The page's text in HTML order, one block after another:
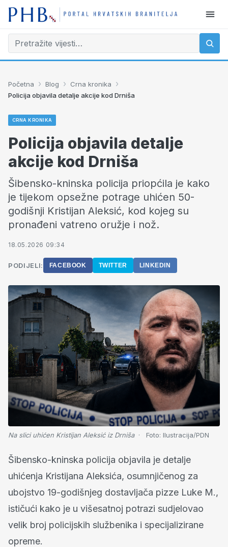
Početna › Blog › Crna kronika ›
Policija objavila detalje akcije kod Drniša
CRNA KRONIKA
Policija objavila detalje
akcije kod Drniša
Šibensko-kninska policija priopćila je kako
je tijekom opsežne potrage uhićen 50-
godišnji Kristijan Aleksić, kod kojeg su
pronađeni vatreno oružje i nož.
18.05.2026 09:34
PODIJELI: FACEBOOK TWITTER LINKEDIN
Na slici uhićen Kristijan Aleksić iz Drniša Foto: Ilustracija/PDN
Šibensko-kninska policija objavila je detalje
uhićenja Kristijana Aleksića, osumnjičenog za
ubojstvo 19-godišnjeg dostavljača pizze Luke M.,
ističući kako je u višesatnoj potrazi sudjelovao
velik broj policijskih službenika i specijalizirane
opreme.